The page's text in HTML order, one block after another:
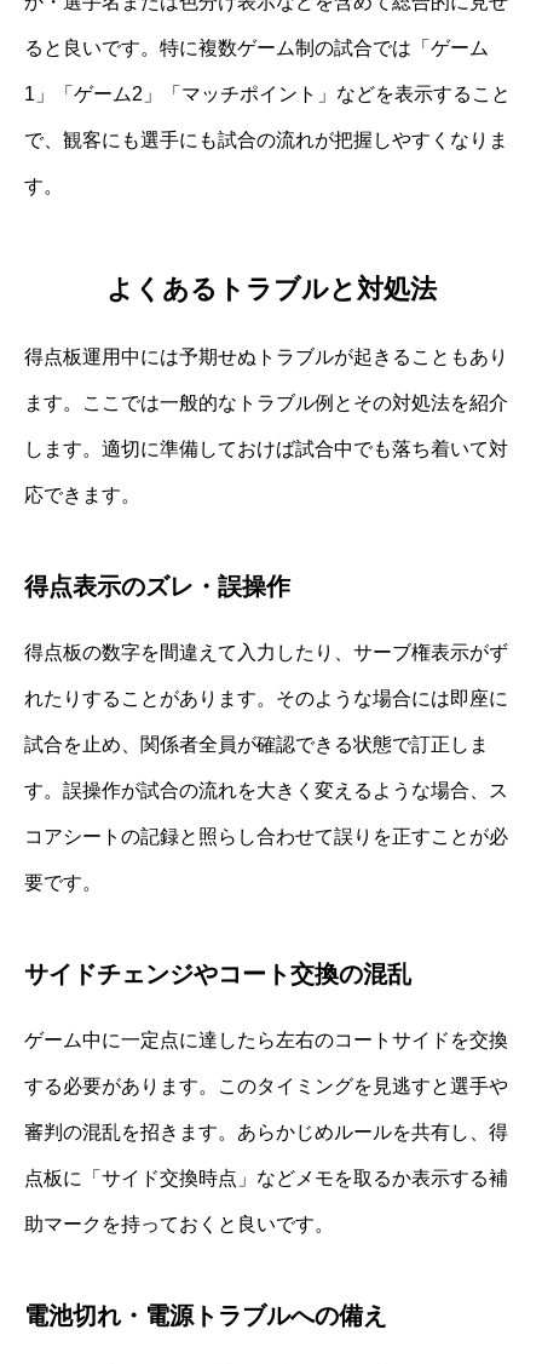
ると良いです。特に複数ゲーム制の試合では「ゲーム
1」「ゲーム2」「マッチポイント」などを表示すること
で、観客にも選手にも試合の流れが把握しやすくなりま
す。
よくあるトラブルと対処法
得点板運用中には予期せぬトラブルが起きることもあり
ます。ここでは一般的なトラブル例とその対処法を紹介
します。適切に準備しておけば試合中でも落ち着いて対
応できます。
得点表示のズレ・誤操作
得点板の数字を間違えて入力したり、サーブ権表示がず
れたりすることがあります。そのような場合には即座に
試合を止め、関係者全員が確認できる状態で訂正しま
す。誤操作が試合の流れを大きく変えるような場合、ス
コアシートの記録と照らし合わせて誤りを正すことが必
要です。
サイドチェンジやコート交換の混乱
ゲーム中に一定点に達したら左右のコートサイドを交換
する必要があります。このタイミングを見逃すと選手や
審判の混乱を招きます。あらかじめルールを共有し、得
点板に「サイド交換時点」などメモを取るか表示する補
助マークを持っておくと良いです。
電池切れ・電源トラブルへの備え